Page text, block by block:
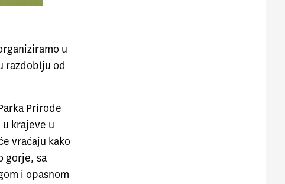
u
razdoblju od
Prirode
krajeve u
vraćaju kako
gorje, sa
i opasnom